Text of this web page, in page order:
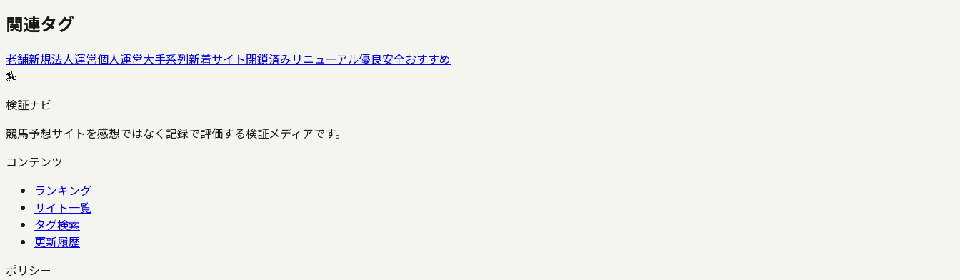
関連タグ
老舗新規法人運営個人運営大手系列新着サイト閉鎖済みリニューアル優良安全おすすめ
🏇
検証ナビ
競馬予想サイトを感想ではなく記録で評価する検証メディアです。
コンテンツ
ランキング
サイト一覧
タグ検索
更新履歴
ポリシー